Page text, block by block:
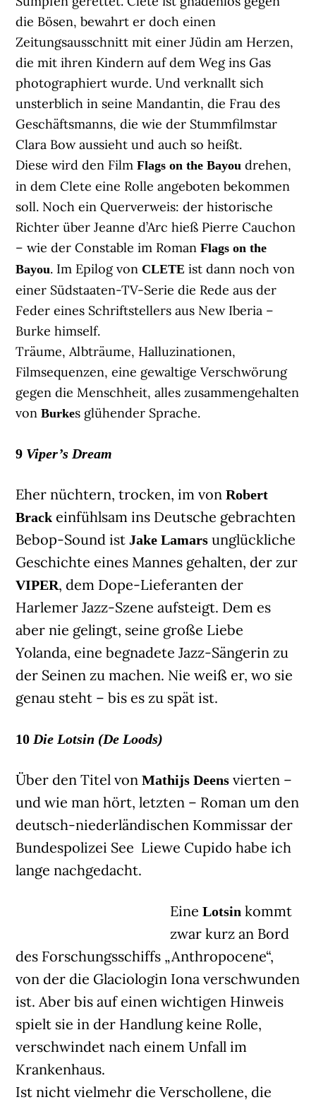
die Bösen, bewahrt er doch einen
Zeitungsausschnitt mit einer Jüdin am Herzen,
die mit ihren Kindern auf dem Weg ins Gas
photographiert wurde. Und verknallt sich
unsterblich in seine Mandantin, die Frau des
Geschäftsmanns, die wie der Stummfilmstar
Clara Bow aussieht und auch so heißt.
Diese wird den FilmFlags on the Bayoudrehen,
in dem Clete eine Rolle angeboten bekommen
soll. Noch ein Querverweis: der historische
Richter über Jeanne d’Arc hieß Pierre Cauchon
– wie der Constable im RomanFlags on the
Bayou. Im Epilog vonCLETE ist dann noch von
einer Südstaaten-TV-Serie die Rede aus der
Feder eines Schriftstellers aus New Iberia –
Burke himself.
Träume, Albträume, Halluzinationen,
Filmsequenzen, eine gewaltige Verschwörung
gegen die Menschheit, alles zusammengehalten
vonBurkes glühender Sprache.
9 Viper’s Dream
Eher nüchtern, trocken, im vonRobert
Brack einfühlsam ins Deutsche gebrachten
Bebop-Sound istJake Lamars unglückliche
Geschichte eines Mannes gehalten, der zur
VIPER, dem Dope-Lieferanten der
Harlemer Jazz-Szene aufsteigt. Dem es
aber nie gelingt, seine große Liebe
Yolanda, eine begnadete Jazz-Sängerin zu
der Seinen zu machen. Nie weiß er, wo sie
genau steht – bis es zu spät ist.
10 Die Lotsin (De Loods)
Über den Titel vonMathijs Deens vierten –
und wie man hört, letzten – Roman um den
deutsch-niederländischen Kommissar der
Bundespolizei See Liewe Cupido habe ich
lange nachgedacht.
EineLotsin kommt
zwar kurz an Bord
des Forschungsschiffs „Anthropocene“,
von der die Glaciologin Iona verschwunden
ist. Aber bis auf einen wichtigen Hinweis
spielt sie in der Handlung keine Rolle,
verschwindet nach einem Unfall im
Krankenhaus.
Ist nicht vielmehr die Verschollene, die